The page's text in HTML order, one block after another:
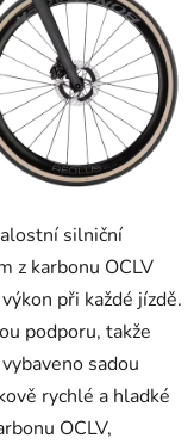
silniční
z karbonu OCLV
při každé jízdě.
podporu, takže
sadou
rychlé a hladké
OCLV,